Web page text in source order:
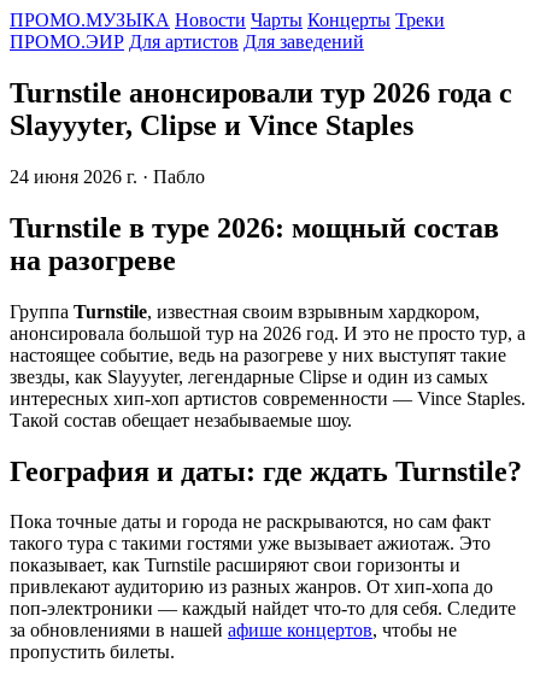
ПРОМО.МУЗЫКА Новости Чарты Концерты Треки
ПРОМО.ЭИР Для артистов Для заведений
Turnstile анонсировали тур 2026 года с
Slayyyter, Clipse и Vince Staples
24 июня 2026 г. · Пабло
Turnstile в туре 2026: мощный состав
на разогреве
Группа Turnstile, известная своим взрывным хардкором,
анонсировала большой тур на 2026 год. И это не просто тур, а
настоящее событие, ведь на разогреве у них выступят такие
звезды, как Slayyyter, легендарные Clipse и один из самых
интересных хип-хоп артистов современности — Vince Staples.
Такой состав обещает незабываемые шоу.
География и даты: где ждать Turnstile?
Пока точные даты и города не раскрываются, но сам факт
такого тура с такими гостями уже вызывает ажиотаж. Это
показывает, как Turnstile расширяют свои горизонты и
привлекают аудиторию из разных жанров. От хип-хопа до
поп-электроники — каждый найдет что-то для себя. Следите
за обновлениями в нашей афише концертов, чтобы не
пропустить билеты.